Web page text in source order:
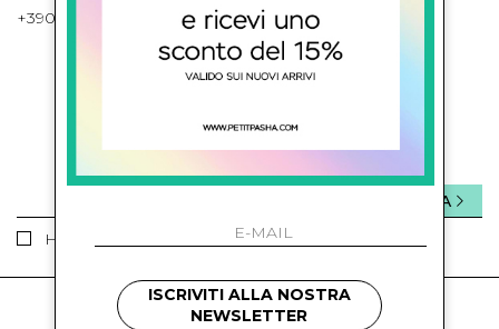
+39081643421 , +390812351280
ISCRIVITI ALLA NEWSLETTER
Ho letto ed accettato le condizioni sulla privacy.
INVIA
kids
ISCRIVITI ALLA NOSTRA
NEWSLETTER